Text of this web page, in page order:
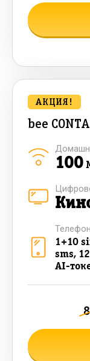
bee
АКЦИЯ!
100
1+10
sms,
AI-